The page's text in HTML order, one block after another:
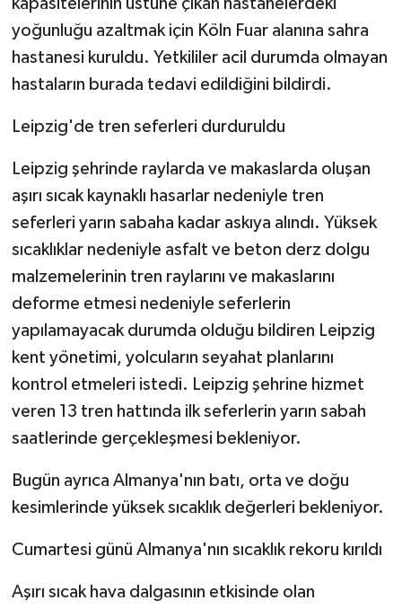
kapasitelerinin üstüne çıkan hastanelerdeki
yoğunluğu azaltmak için Köln Fuar alanına sahra
hastanesi kuruldu. Yetkililer acil durumda olmayan
hastaların burada tedavi edildiğini bildirdi.
Leipzig'de tren seferleri durduruldu
Leipzig şehrinde raylarda ve makaslarda oluşan
aşırı sıcak kaynaklı hasarlar nedeniyle tren
seferleri yarın sabaha kadar askıya alındı. Yüksek
sıcaklıklar nedeniyle asfalt ve beton derz dolgu
malzemelerinin tren raylarını ve makaslarını
deforme etmesi nedeniyle seferlerin
yapılamayacak durumda olduğu bildiren Leipzig
kent yönetimi, yolcuların seyahat planlarını
kontrol etmeleri istedi. Leipzig şehrine hizmet
veren 13 tren hattında ilk seferlerin yarın sabah
saatlerinde gerçekleşmesi bekleniyor.
Bugün ayrıca Almanya'nın batı, orta ve doğu
kesimlerinde yüksek sıcaklık değerleri bekleniyor.
Cumartesi günü Almanya'nın sıcaklık rekoru kırıldı
Aşırı sıcak hava dalgasının etkisinde olan